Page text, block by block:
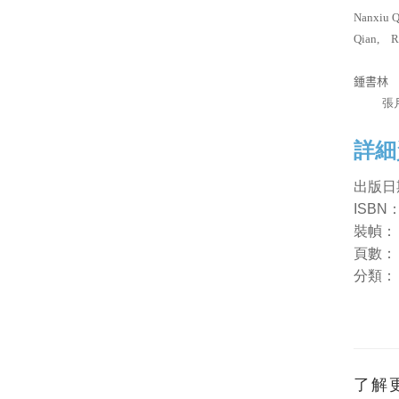
Nanxiu
Qian,
鍾書林
張
詳
出版
ISBN
裝幀
頁
分類
了解